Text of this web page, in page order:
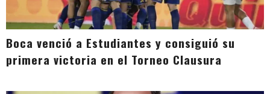
Boca venció a Estudiantes y consiguió su
primera victoria en el Torneo Clausura